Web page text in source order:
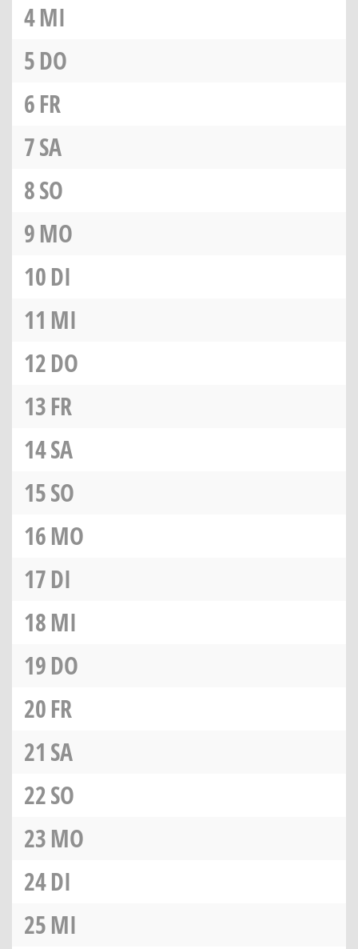
4MI
5DO
6FR
7SA
8SO
9MO
10DI
11 MI
12DO
13FR
14SA
15SO
16MO
17DI
18MI
19DO
20FR
21 SA
22SO
23MO
24DI
25MI